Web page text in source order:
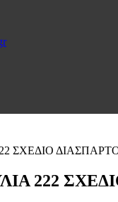
222